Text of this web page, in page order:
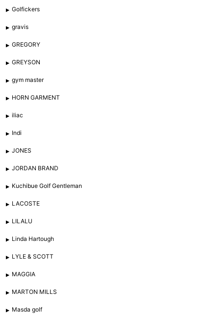
Golfickers
gravis
GREGORY
GREYSON
gym master
HORN GARMENT
iliac
Indi
JONES
JORDAN BRAND
Kuchibue Golf Gentleman
LACOSTE
LILALU
Linda Hartough
LYLE & SCOTT
MAGGIA
MARTON MILLS
Masda golf